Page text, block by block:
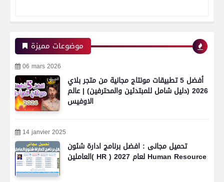
موضوعات مميزة
06 mars 2026
أفضل 5 تطبيقات مونتاج مجانية من متجر بلاي
2026 (دليل شامل للمبتدئين والمحترفين) | عالم
الاوفيس
14 janvier 2025
تحميل مجانى : افضل برنامج ادارة شئون
العاملين( HR ) لعام 2027 Human Resource